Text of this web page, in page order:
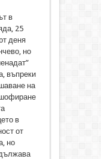
в
25
деня
но
въпреки
на
в
от
но